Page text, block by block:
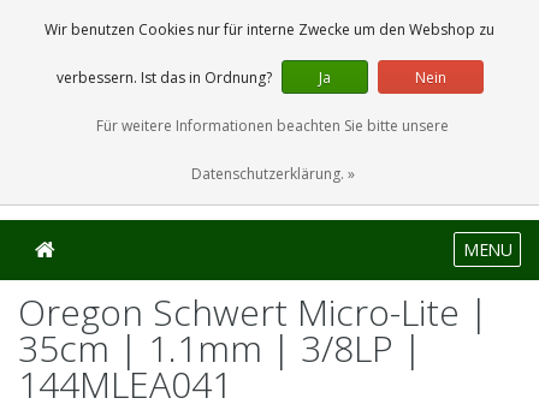
0 Artikel
MENU
Oregon Schwert Micro-Lite |
35cm | 1.1mm | 3/8LP |
144MLEA041
Wir benutzen Cookies nur für interne Zwecke um den Webshop zu
verbessern. Ist das in Ordnung? Ja Nein
Für weitere Informationen beachten Sie bitte unsere
Datenschutzerklärung. »